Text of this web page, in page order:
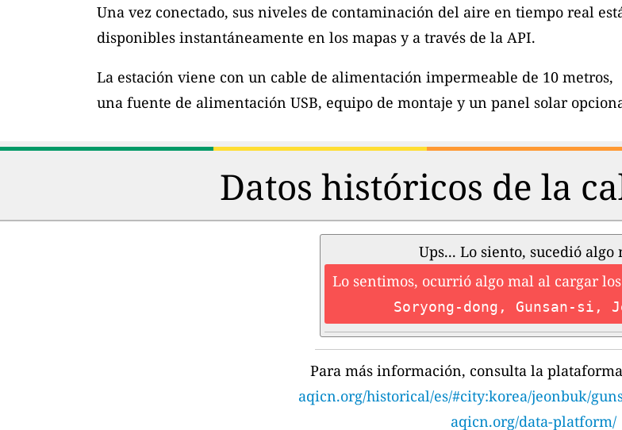
Una vez conectado, sus niveles de contaminación del aire en tiempo real
disponibles instantáneamente en los mapas y a través de la API.
La estación viene con un cable de alimentación impermeable de 10 metros,
una fuente de alimentación USB, equipo de montaje y un panel solar
Datos históricos de la
Ups... Lo siento, sucedió algo
Lo sentimos, ocurrió algo mal al cargar
Soryong-dong, Gunsan-si,
Para más información, consulta la
aqicn.org/historical/es/#city:korea/jeonbuk/
aqicn.org/data-platform/